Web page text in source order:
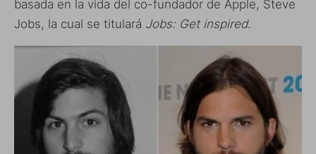
basada en la vida del co-fundador de Apple, Steve
Jobs, la cual se titulará Jobs: Get inspired.